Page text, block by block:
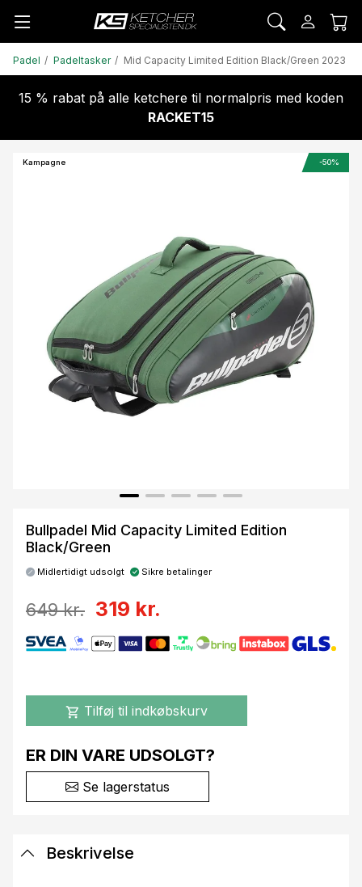
Padel Padeltasker Mid Capacity Limited Edition Black/Green 2023
15 % rabat på alle ketchere til normalpris med koden
RACKET15
Kampagne -50%
Bullpadel Mid Capacity Limited Edition
Black/Green
Midlertidigt udsolgt Sikre betalinger
649 kr. 319 kr.
shopping_cart Tilføj til indkøbskurv
ER DIN VARE UDSOLGT?
Se lagerstatus
Beskrivelse